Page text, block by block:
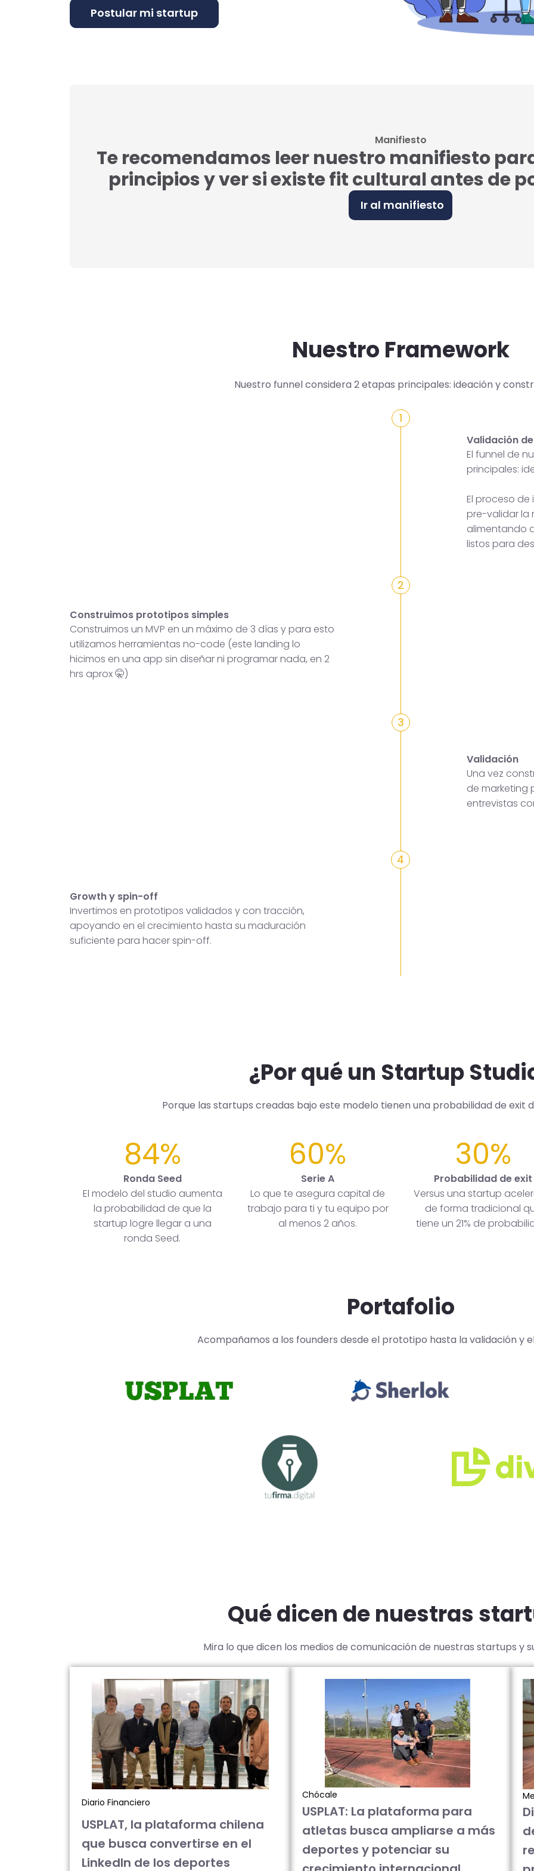
Manifiesto
Te recomendamos leer nuestro manifiesto
principios y ver si existe fit cultural antes de
Ir al manifiesto
Nuestro Framework
Nuestro funnel considera 2 etapas principales: ideación y
1
Validación
El funnel de
principales:
El proceso
pre-validar la
alimentando
listos para
Construimos prototipos simples
Construimos un MVP en un máximo de 3 días y para esto
utilizamos herramientas no-code (este landing lo
hicimos en una app sin diseñar ni programar nada, en 2
hrs aprox 🤫)
2
3
Validación
Una vez
de marketing
entrevistas
Growth y spin-off
Invertimos en prototipos validados y con tracción,
apoyando en el crecimiento hasta su maduración
suficiente para hacer spin-off.
4
¿Por qué un Startup
Porque las startups creadas bajo este modelo tienen una probabilidad de exit
84%
Ronda Seed
El modelo del studio aumenta
la probabilidad de que la
startup logre llegar a una
ronda Seed.
60%
Serie A
Lo que te asegura capital de
trabajo para ti y tu equipo por
al menos 2 años.
30%
Probabilidad de exit
Versus una startup
de forma tradicional
tiene un 21% de
Portafolio
Acompañamos a los founders desde el prototipo hasta la validación y
Qué dicen de nuestras
Mira lo que dicen los medios de comunicación de nuestras startups y
Diario Financiero
USPLAT, la plataforma chilena
que busca convertirse en el
LinkedIn de los deportes
Chócale
USPLAT: La plataforma para
atletas busca ampliarse a más
deportes y potenciar su